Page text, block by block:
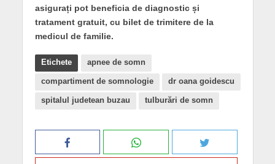
asigurați pot beneficia de diagnostic și
tratament gratuit, cu bilet de trimitere de la
medicul de familie.
Etichete apnee de somn
compartiment de somnologie dr oana goidescu
spitalul judetean buzau tulburări de somn